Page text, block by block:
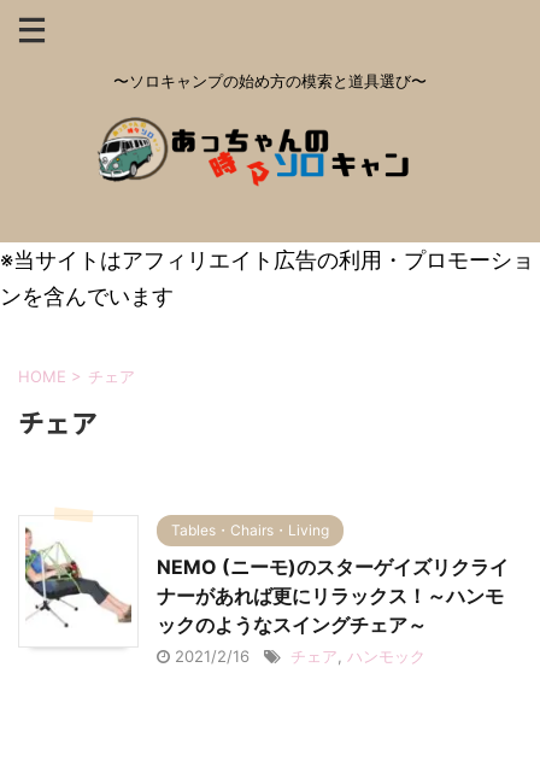
〜ソロキャンプの始め方の模索と道具選び〜
※当サイトはアフィリエイト広告の利用・プロモーショ
ンを含んでいます
HOME > チェア
チェア
Tables・Chairs・Living
NEMO (ニーモ)のスターゲイズリクライ
ナーがあれば更にリラックス！～ハンモ
ックのようなスイングチェア～
2021/2/16 チェア ハンモック